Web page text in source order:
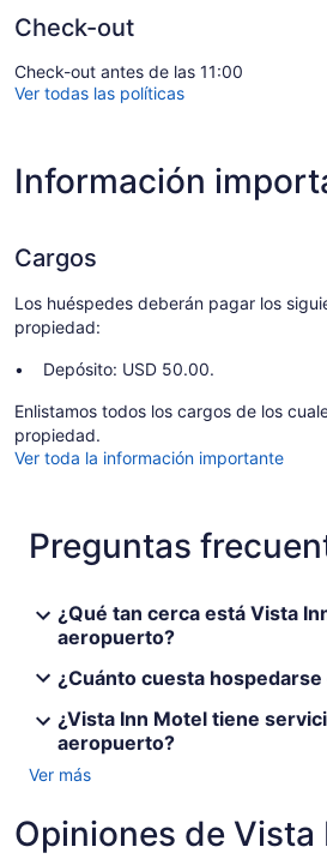
Check-out
Check-out antes de las 11:00
Ver todas las políticas
Información
Cargos
Los huéspedes deberán pagar los
propiedad:
Depósito: USD 50.00.
Enlistamos todos los cargos de los
propiedad.
Ver toda la información importante
Preguntas
¿Qué tan cerca está Vista
aeropuerto?
¿Cuánto cuesta
¿Vista Inn Motel tiene
aeropuerto?
Ver más
Opiniones de Vista